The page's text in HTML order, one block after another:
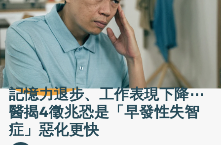
記憶力退步、工作表現下降⋯
醫揭4徵兆恐是「早發性失智
症」惡化更快